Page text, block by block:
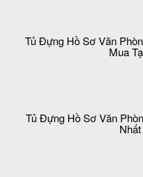
Tủ Đựng Hồ Sơ Văn
Mua
Tủ Đựng Hồ Sơ Văn